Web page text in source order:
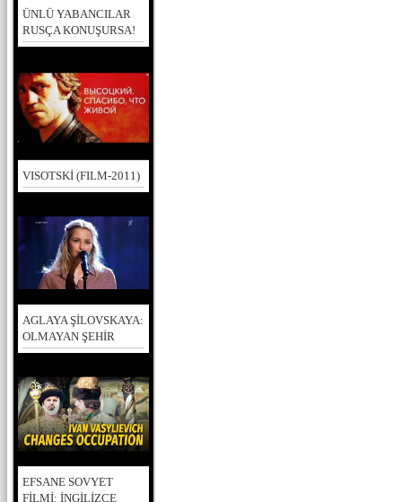
ÜNLÜ YABANCILAR
RUSÇA KONUŞURSA!
VISOTSKİ (FILM-2011)
AGLAYA ŞİLOVSKAYA:
OLMAYAN ŞEHİR
EFSANE SOVYET
FİLMİ: İNGİLİZCE